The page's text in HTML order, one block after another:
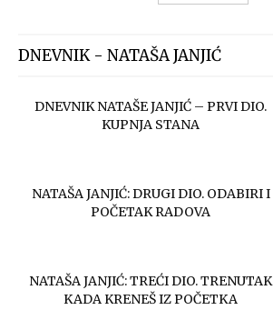
DNEVNIK - NATAŠA JANJIĆ
DNEVNIK NATAŠE JANJIĆ – PRVI DIO.
KUPNJA STANA
NATAŠA JANJIĆ: DRUGI DIO. ODABIRI I
POČETAK RADOVA
NATAŠA JANJIĆ: TREĆI DIO. TRENUTAK
KADA KRENEŠ IZ POČETKA